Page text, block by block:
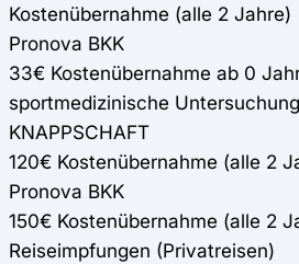
Kostenübernahme (alle 2 Jahre)
Pronova BKK
33€ Kostenübernahme ab 0
sportmedizinische
KNAPPSCHAFT
120€ Kostenübernahme (alle 2
Pronova BKK
150€ Kostenübernahme (alle 2
Reiseimpfungen (Privatreisen)